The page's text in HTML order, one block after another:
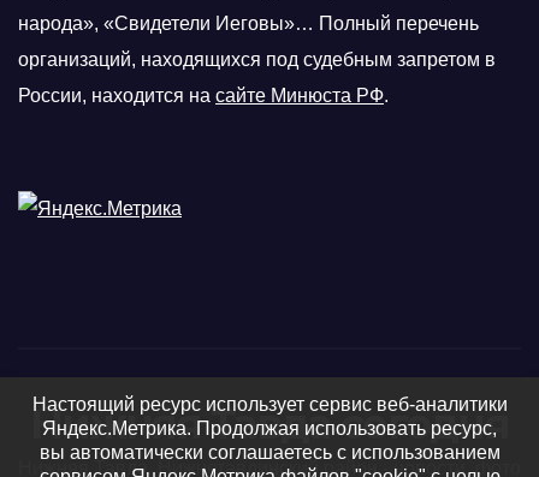
народа», «Свидетели Иеговы»… Полный перечень
организаций, находящихся под судебным запретом в
России, находится на сайте Минюста РФ.
Нижняя Тавда сегодня
Нижняя Тавда, Нижнетавдинский район - новости, фото
Настоящий ресурс использует сервис веб-аналитики
Яндекс.Метрика. Продолжая использовать ресурс,
вы автоматически соглашаетесь с использованием